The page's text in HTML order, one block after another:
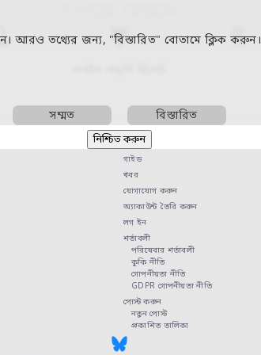
আরও তথ্যের জন্য, "বিস্তারিত" বোতামে ক্লিক করুন।
সম্মত বিস্তারিত
গাইড
খবর
যোগাযোগ করুন
অ্যাকাউন্ট তৈরি করুন
লগ ইন
শর্তাবলী
পরিষেবার শর্তাবলী
কুকি নীতি
গোপনীয়তা নীতি
GDPR গোপনীয়তা নীতি
পোস্ট করুন
নতুন পোস্ট
প্রকাশিত তালিকা